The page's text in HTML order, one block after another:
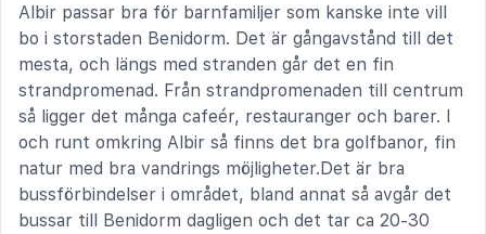
Albir passar bra för barnfamiljer som kanske inte vill
bo i storstaden Benidorm. Det är gångavstånd till det
mesta, och längs med stranden går det en fin
strandpromenad. Från strandpromenaden till centrum
så ligger det många cafeér, restauranger och barer. I
och runt omkring Albir så finns det bra golfbanor, fin
natur med bra vandrings möjligheter.Det är bra
bussförbindelser i området, bland annat så avgår det
bussar till Benidorm dagligen och det tar ca 20-30